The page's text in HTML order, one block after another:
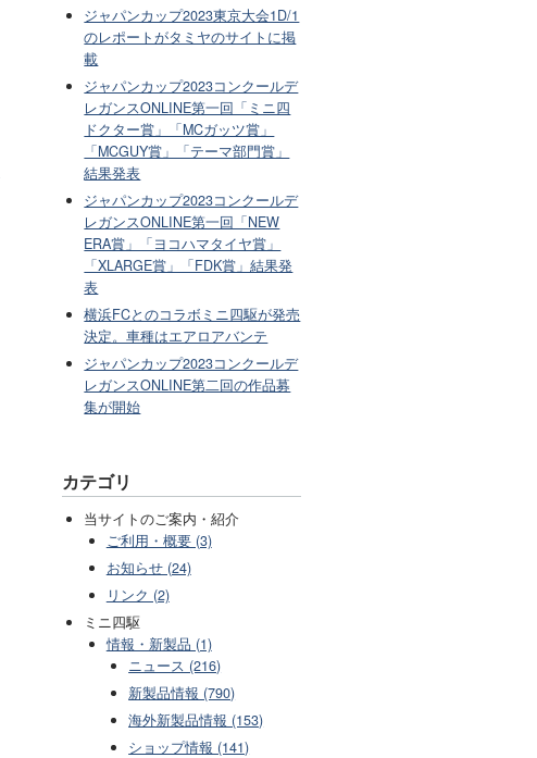
ジャパンカップ2023東京大会1D/1
のレポートがタミヤのサイトに掲
載
ジャパンカップ2023コンクールデ
レガンスONLINE第一回「ミニ四
ドクター賞」「MCガッツ賞」
「MCGUY賞」「テーマ部門賞」
結果発表
ジャパンカップ2023コンクールデ
レガンスONLINE第一回「NEW
ERA賞」「ヨコハマタイヤ賞」
「XLARGE賞」「FDK賞」結果発
表
横浜FCとのコラボミニ四駆が発売
決定。車種はエアロアバンテ
ジャパンカップ2023コンクールデ
レガンスONLINE第二回の作品募
集が開始
カテゴリ
当サイトのご案内・紹介
ご利用・概要 (3)
お知らせ (24)
リンク (2)
ミニ四駆
情報・新製品 (1)
ニュース (216)
新製品情報 (790)
海外新製品情報 (153)
ショップ情報 (141)